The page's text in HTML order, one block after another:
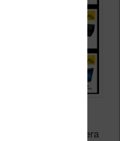
ne sont pas
je pense qu’il sera